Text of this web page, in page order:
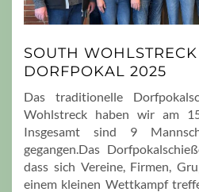
SOUTH
DORFPOKAL 2025
Das traditionelle
Wohlstreck haben wir am
Insgesamt sind 9
gegangen.Das
dass sich Vereine, Firmen,
einem kleinen Wettkampf